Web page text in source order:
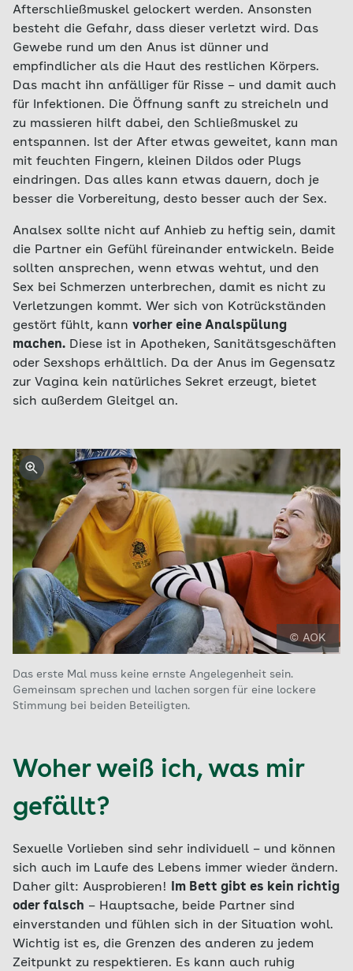
Afterschließmuskel gelockert werden. Ansonsten
besteht die Gefahr, dass dieser verletzt wird. Das
Gewebe rund um den Anus ist dünner und
empfindlicher als die Haut des restlichen Körpers.
Das macht ihn anfälliger für Risse – und damit auch
für Infektionen. Die Öffnung sanft zu streicheln und
zu massieren hilft dabei, den Schließmuskel zu
entspannen. Ist der After etwas geweitet, kann man
mit feuchten Fingern, kleinen Dildos oder Plugs
eindringen. Das alles kann etwas dauern, doch je
besser die Vorbereitung, desto besser auch der Sex.
Analsex sollte nicht auf Anhieb zu heftig sein, damit
die Partner ein Gefühl füreinander entwickeln. Beide
sollten ansprechen, wenn etwas wehtut, und den
Sex bei Schmerzen unterbrechen, damit es nicht zu
Verletzungen kommt. Wer sich von Kotrückständen
gestört fühlt, kann vorher eine Analspülung
machen. Diese ist in Apotheken, Sanitätsgeschäften
oder Sexshops erhältlich. Da der Anus im Gegensatz
zur Vagina kein natürliches Sekret erzeugt, bietet
sich außerdem Gleitgel an.
© AOK
Das erste Mal muss keine ernste Angelegenheit sein.
Gemeinsam sprechen und lachen sorgen für eine lockere
Stimmung bei beiden Beteiligten.
Woher weiß ich, was mir
gefällt?
Sexuelle Vorlieben sind sehr individuell – und können
sich auch im Laufe des Lebens immer wieder ändern.
Daher gilt: Ausprobieren!
Im Bett gibt es kein richtig
oder falsch – Hauptsache, beide Partner sind
einverstanden und fühlen sich in der Situation wohl.
Wichtig ist es, die Grenzen des anderen zu jedem
Zeitpunkt zu respektieren. Es kann auch ruhig